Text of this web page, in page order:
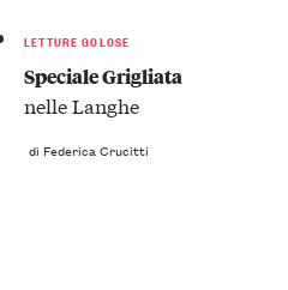
LETTURE GOLOSE
Speciale Grigliata
nelle Langhe
di Federica Crucitti